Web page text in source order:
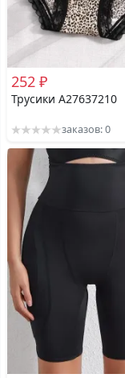
252 ₽
Трусики A27637210
заказов: 0